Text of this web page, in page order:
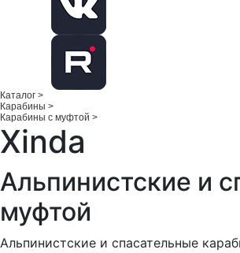
Каталог >
Карабины >
Карабины с муфтой >
Xinda
Альпинистские и
муфтой
Альпинистские и спасательные